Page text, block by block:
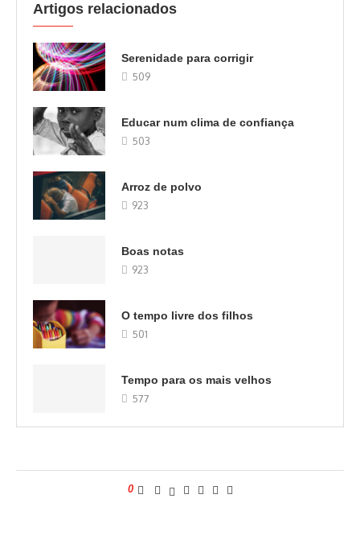
Artigos relacionados
Serenidade para corrigir
509
Educar num clima de confiança
503
Arroz de polvo
923
Boas notas
923
O tempo livre dos filhos
501
Tempo para os mais velhos
577
0